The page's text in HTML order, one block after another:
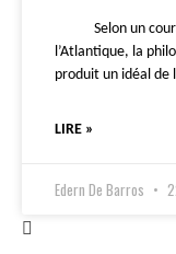
Selon un
l’Atlantique, la
produit un idéal de
LIRE »
Edern De Barros